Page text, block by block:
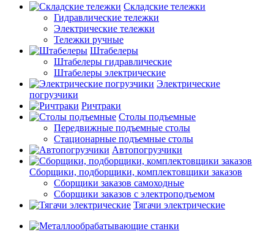
Складские тележки
Гидравлические тележки
Электрические тележки
Тележки ручные
Штабелеры
Штабелеры гидравлические
Штабелеры электрические
Электрические
погрузчики
Ричтраки
Столы подъемные
Передвижные подъемные столы
Стационарные подъемные столы
Автопогрузчики
Сборщики, подборщики, комплектовщики заказов
Сборщики заказов самоходные
Сборщики заказов с электроподъемом
Тягачи электрические